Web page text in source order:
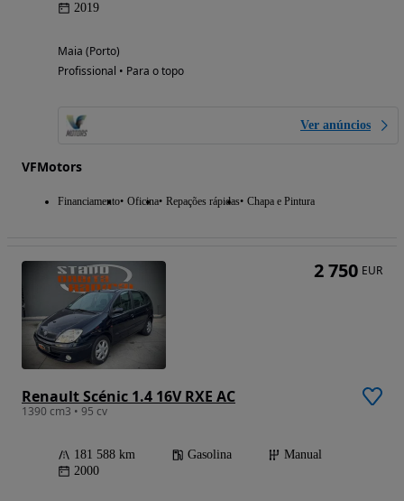
2019
Maia (Porto)
Profissional • Para o topo
Ver anúncios
VFMotors
Financiamento Oficina Repações rápidas Chapa e Pintura
Renault Scénic 1.4 16V RXE AC
1390 cm3 • 95 cv
181 588 km Gasolina
Manual
2000
2 750 EUR